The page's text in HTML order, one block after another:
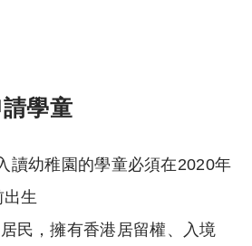
學童
讀幼稚園的學童必須在2020年
生
民，擁有香港居留權、入境